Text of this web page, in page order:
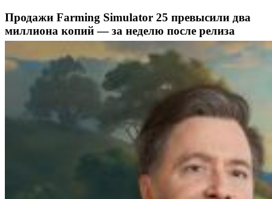
Продажи Farming Simulator 25 превысили два
миллиона копий — за неделю после релиза